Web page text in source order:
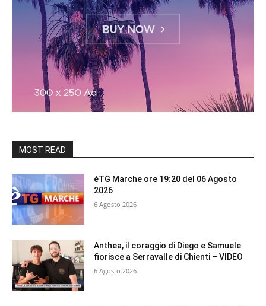
MOST READ
èTG Marche ore 19:20 del 06 Agosto
2026
6 Agosto 2026
Anthea, il coraggio di Diego e Samuele
fiorisce a Serravalle di Chienti – VIDEO
6 Agosto 2026